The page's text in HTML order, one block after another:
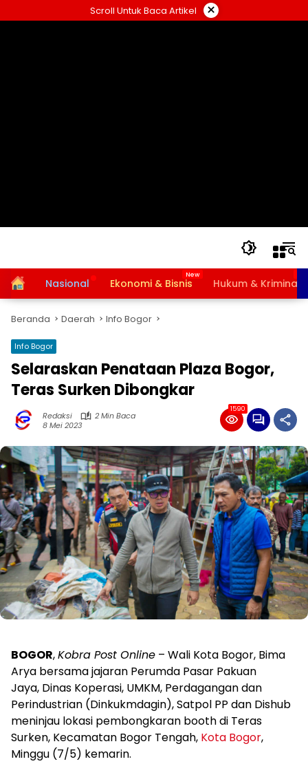
ke
Scroll Untuk Baca Artikel ×
HomeNasional Ekonomi & Bisnis Hukum & Kriminal
Beranda Daerah Info Bogor
Info Bogor
Selaraskan Penataan Plaza Bogor,
Teras Surken Dibongkar
Redaksi
2 Min Baca
8 Mei 2023
1590
BOGOR,Kobra Post Online – Wali Kota Bogor, Bima
Arya bersama jajaran Perumda Pasar Pakuan
Jaya, Dinas Koperasi, UMKM, Perdagangan dan
Perindustrian (Dinkukmdagin), Satpol PP dan Dishub
meninjau lokasi pembongkaran booth di Teras
Surken, Kecamatan Bogor Tengah, Kota Bogor,
Minggu (7/5) kemarin.